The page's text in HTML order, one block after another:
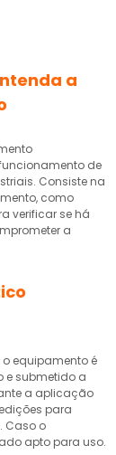
a
de
Consiste na
como
verificar se há
a
o equipamento é
e submetido a
a aplicação
para
Caso o
apto para uso.